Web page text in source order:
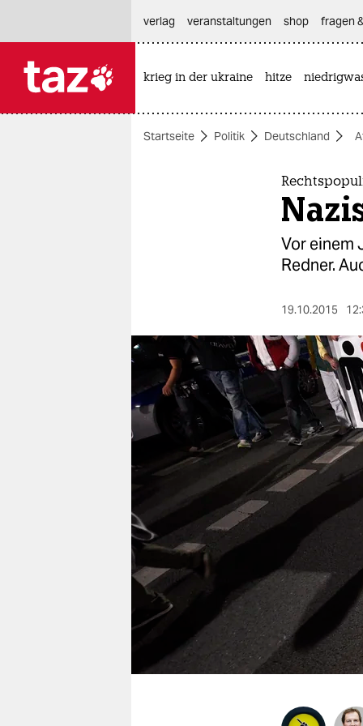
themen
berlin
nord
wahrheit
verlag
verlag
veranstaltungen
shop
fragen & hilfe
unterstützen
abo
verlag
veranstaltungen shop fragen
krieg in der ukraine hitze
Startseite Politik Deutschland
Vor einem
Redner.
19.10.2015